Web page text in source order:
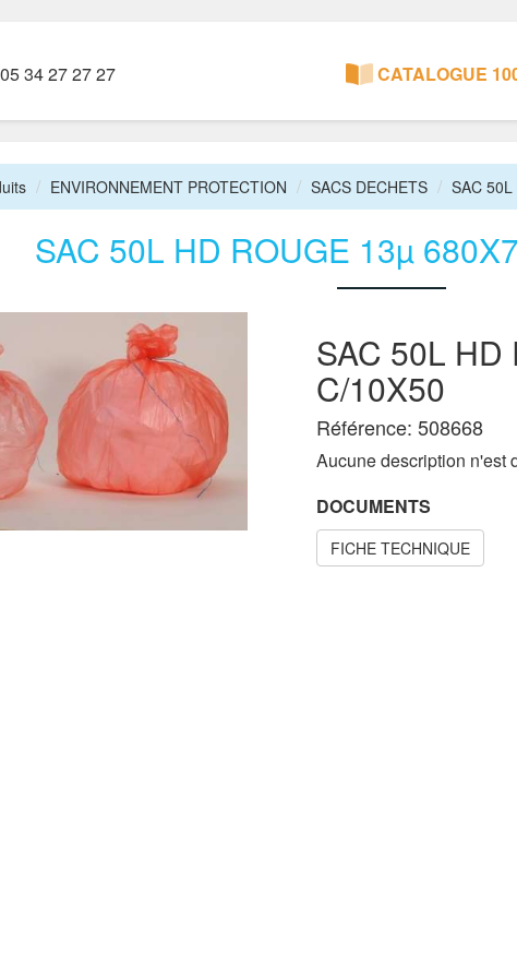
34 27 27 27 CATALOGUE
ENVIRONNEMENT PROTECTION SACS DECHETS SAC 50L
SAC 50L HD ROUGE 13µ
SAC 50L HD
C/10X50
Référence: 508668
Aucune description n'est
DOCUMENTS
FICHE TECHNIQUE